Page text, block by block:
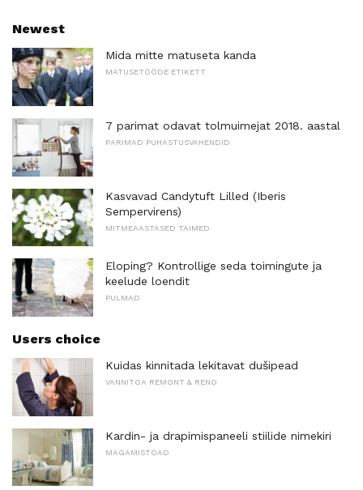
Newest
Mida mitte matuseta kanda
MATUSETÖÖDE ETIKETT
7 parimat odavat tolmuimejat 2018. aastal
PARIMAD PUHASTUSVAHENDID
Kasvavad Candytuft Lilled (Iberis
Sempervirens)
MITMEAASTASED TAIMED
Eloping? Kontrollige seda toimingute ja
keelude loendit
PULMAD
Users choice
Kuidas kinnitada lekitavat dušipead
VANNITOA REMONT & RENO
Kardin- ja drapimispaneeli stiilide nimekiri
MAGAMISTOAD